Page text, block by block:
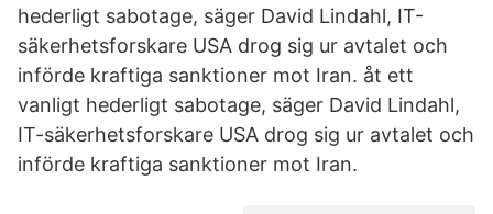
hederligt sabotage, säger David Lindahl, IT-
säkerhetsforskare USA drog sig ur avtalet och
införde kraftiga sanktioner mot Iran. åt ett
vanligt hederligt sabotage, säger David Lindahl,
IT-säkerhetsforskare USA drog sig ur avtalet och
införde kraftiga sanktioner mot Iran.